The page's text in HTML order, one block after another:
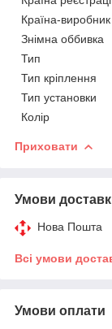
Країна-
Знімна оббивка
Тип
Тип кріплення
Тип установки
Колір
Приховати
Умови
Нова Пошта
Всі умови
Умови оплати